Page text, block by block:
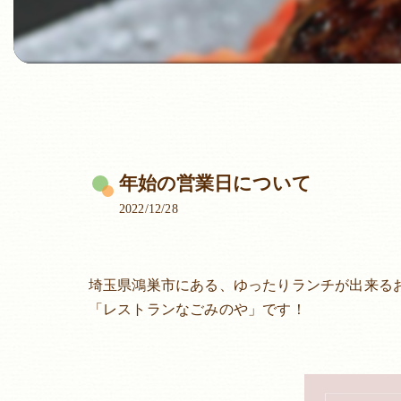
年始の営業日について
2022/12/28
埼玉県鴻巣市にある、ゆったりランチが出来る
「レストランなごみのや」です！